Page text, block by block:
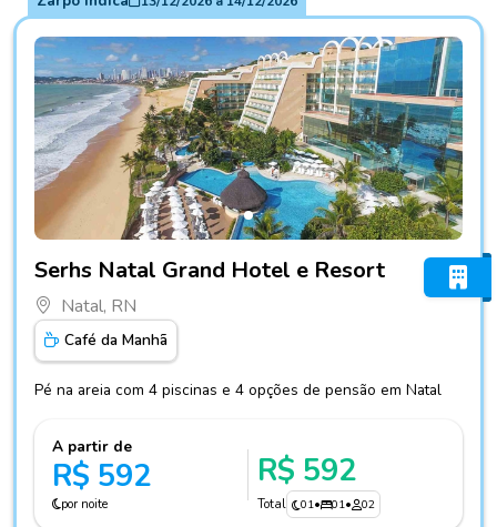
Serhs Natal Grand Hotel e Resort
Natal, RN
Café da Manhã
Pé na areia com 4 piscinas e 4 opções de pensão em Natal
A partir de
R$ 592
por noite
R$ 592
Total 01• 01• 02